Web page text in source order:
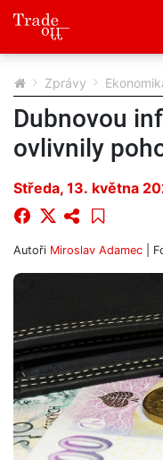
Zprávy
Dubnovou
ovlivnily
Středa, 13. května
Autoři Miroslav Adamec |